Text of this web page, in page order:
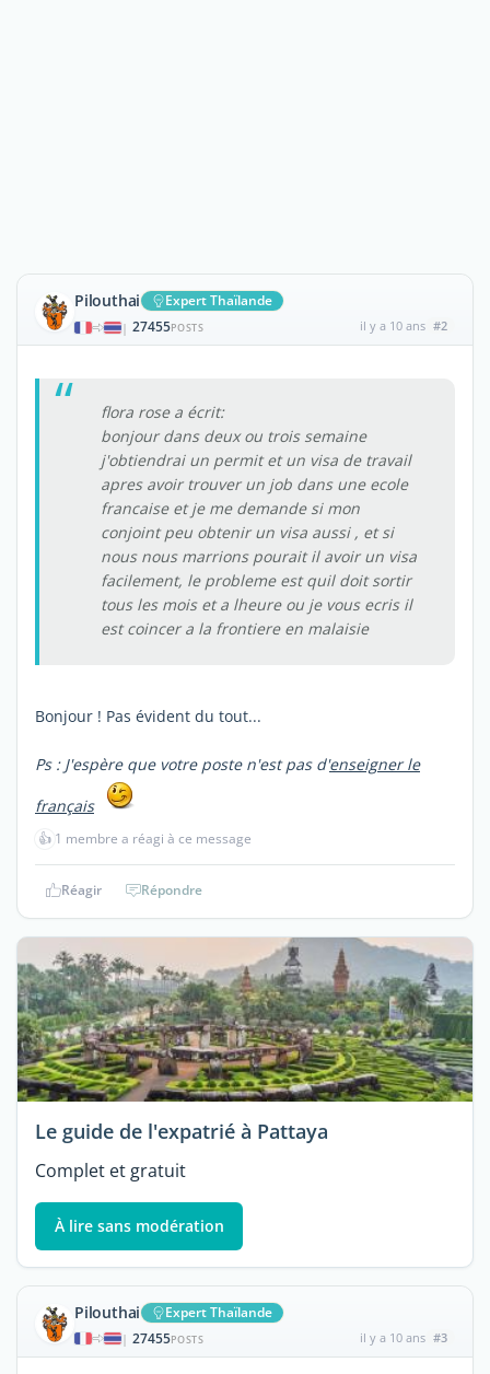
Pilouthai Expert Thaïlande
| 27455POSTS il y a 10 ans #2
flora rose a écrit:
bonjour dans deux ou trois semaine
j'obtiendrai un permit et un visa de travail
apres avoir trouver un job dans une ecole
francaise et je me demande si mon
conjoint peu obtenir un visa aussi , et si
nous nous marrions pourait il avoir un visa
facilement, le probleme est quil doit sortir
tous les mois et a lheure ou je vous ecris il
est coincer a la frontiere en malaisie
Bonjour ! Pas évident du tout...
Ps : J'espère que votre poste n'est pas d'enseigner le
français
👍 1 membre a réagi à ce message
Réagir Répondre
Le guide de l'expatrié à Pattaya
Complet et gratuit
À lire sans modération
Pilouthai Expert Thaïlande
| 27455POSTS il y a 10 ans #3